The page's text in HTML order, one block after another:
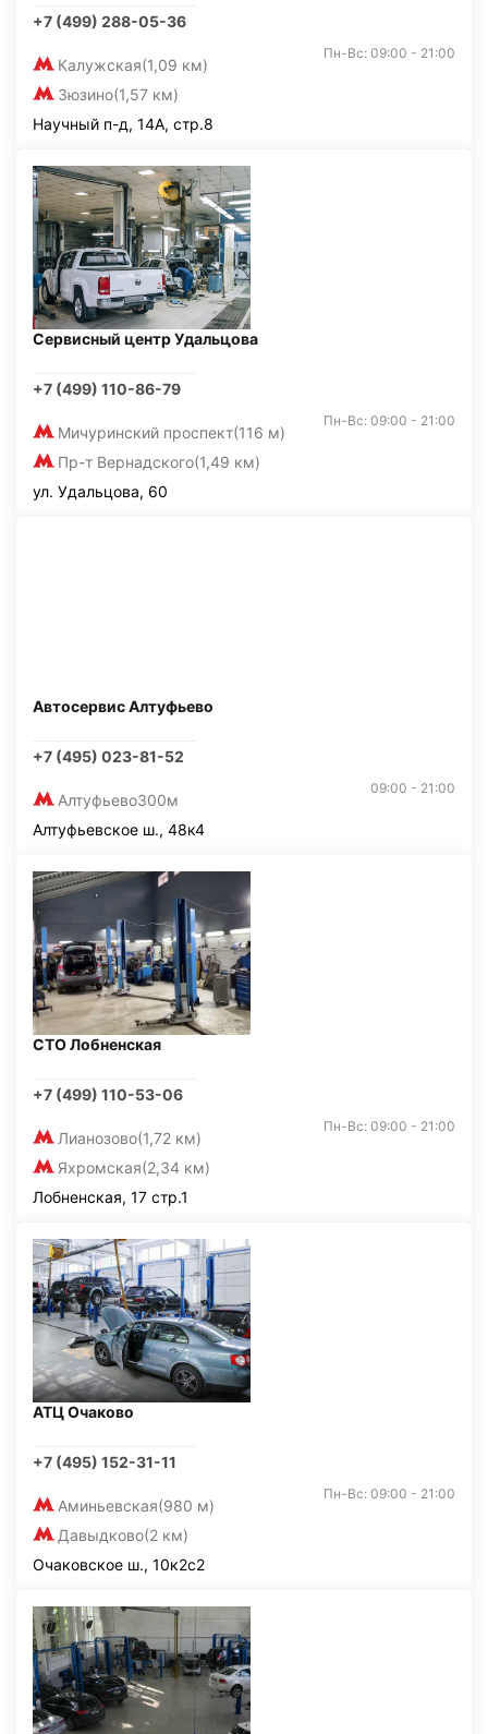
+7 (499) 288-05-36
Калужская(1,09 км)
Зюзино(1,57 км)
Пн-Вс: 09:00 - 21:00
Научный п-д, 14А, стр.8
Сервисный центр Удальцова
+7 (499) 110-86-79
Мичуринский проспект(116 м)
Пр-т Вернадского(1,49 км)
Пн-Вс: 09:00 - 21:00
ул. Удальцова, 60
Автосервис Алтуфьево
+7 (495) 023-81-52
Алтуфьево300м
09:00 - 21:00
Алтуфьевское ш., 48к4
СТО Лобненская
+7 (499) 110-53-06
Лианозово(1,72 км)
Яхромская(2,34 км)
Пн-Вс: 09:00 - 21:00
Лобненская, 17 стр.1
АТЦ Очаково
+7 (495) 152-31-11
Аминьевская(980 м)
Давыдково(2 км)
Пн-Вс: 09:00 - 21:00
Очаковское ш., 10к2с2